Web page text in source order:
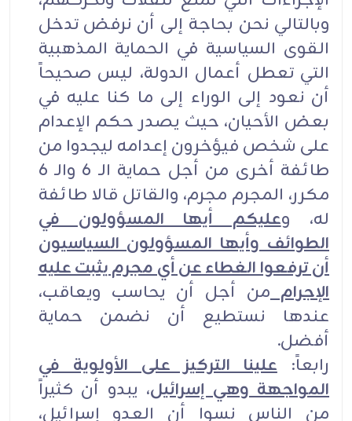
وبالتالي نحن بحاجة إلى أن نرفض تدخل
القوى السياسية في الحماية المذهبية
التي تعطل أعمال الدولة، ليس صحيحاً
أن نعود إلى الوراء إلى ما كنا عليه في
بعض الأحيان، حيث يصدر حكم الإعدام
على شخص فيؤخرون إعدامه ليجدوا من
طائفة أخرى من أجل حماية الـ 6 والـ 6
مكرر، المجرم مجرم، والقاتل قالا طائفة
له، وعليكم أيها المسؤولون في
الطوائف وأيها المسؤولون السياسيون
أن ترفعوا الغطاء عن أي مجرم يثبت عليه
الإجراممن أجل أن يحاسب ويعاقب،
عندها نستطيع أن نضمن حماية
أفضل.
رابعاً:علينا التركيز على الأولوية في
المواجهة وهي إسرائيل، يبدو أن كثيراً
من الناس نسوا أن العدو إسرائيل،